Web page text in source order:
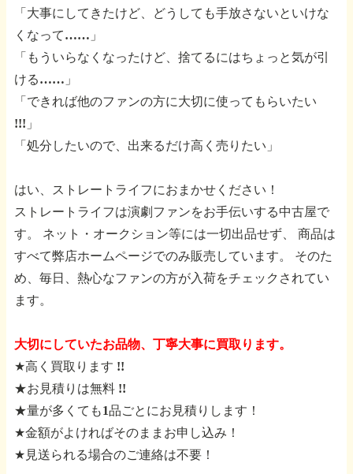
「大事にしてきたけど、どうしても手放さないといけな
くなって……」
「もういらなくなったけど、捨てるにはちょっと気が引
ける……」
「できれば他のファンの方に大切に使ってもらいたい
!!!」
「処分したいので、出来るだけ高く売りたい」
はい、ストレートライフにおまかせください！
ストレートライフは演劇ファンをお手伝いする中古屋で
す。
ネット・オークション等には一切出品せず、
商品は
すべて弊店ホームページでのみ販売しています。
そのた
め、毎日、熱心なファンの方が入荷をチェックされてい
ます。
大切にしていたお品物、丁寧大事に買取ります。
★高く買取ります !!
★お見積りは無料 !!
★量が多くても1品ごとにお見積りします！
★金額がよければそのままお申し込み！
★見送られる場合のご連絡は不要！